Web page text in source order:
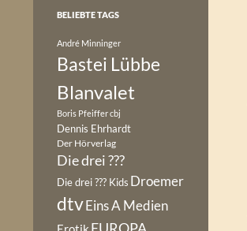
BELIEBTE TAGS
André Minninger
Bastei Lübbe
Blanvalet
Boris Pfeiffercbj
Dennis Ehrhardt
Der Hörverlag
Die drei ???
Die drei ??? Kids Droemer
dtvEins A Medien